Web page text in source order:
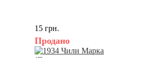
15 грн.
Продано